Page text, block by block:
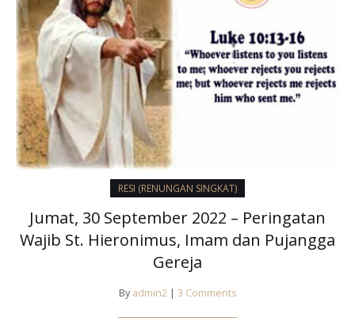
RESI (RENUNGAN SINGKAT)
Jumat, 30 September 2022 – Peringatan
Wajib St. Hieronimus, Imam dan Pujangga
Gereja
By admin2 | 3 Comments